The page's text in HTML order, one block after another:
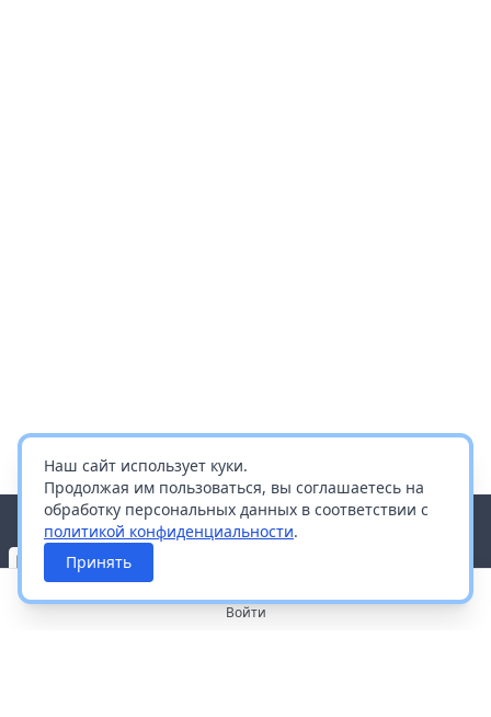
Наш сайт использует куки.
Продолжая им пользоваться, вы соглашаетесь на
обработку персональных данных в соответствии с
политикой конфиденциальности.
Принять
Войти